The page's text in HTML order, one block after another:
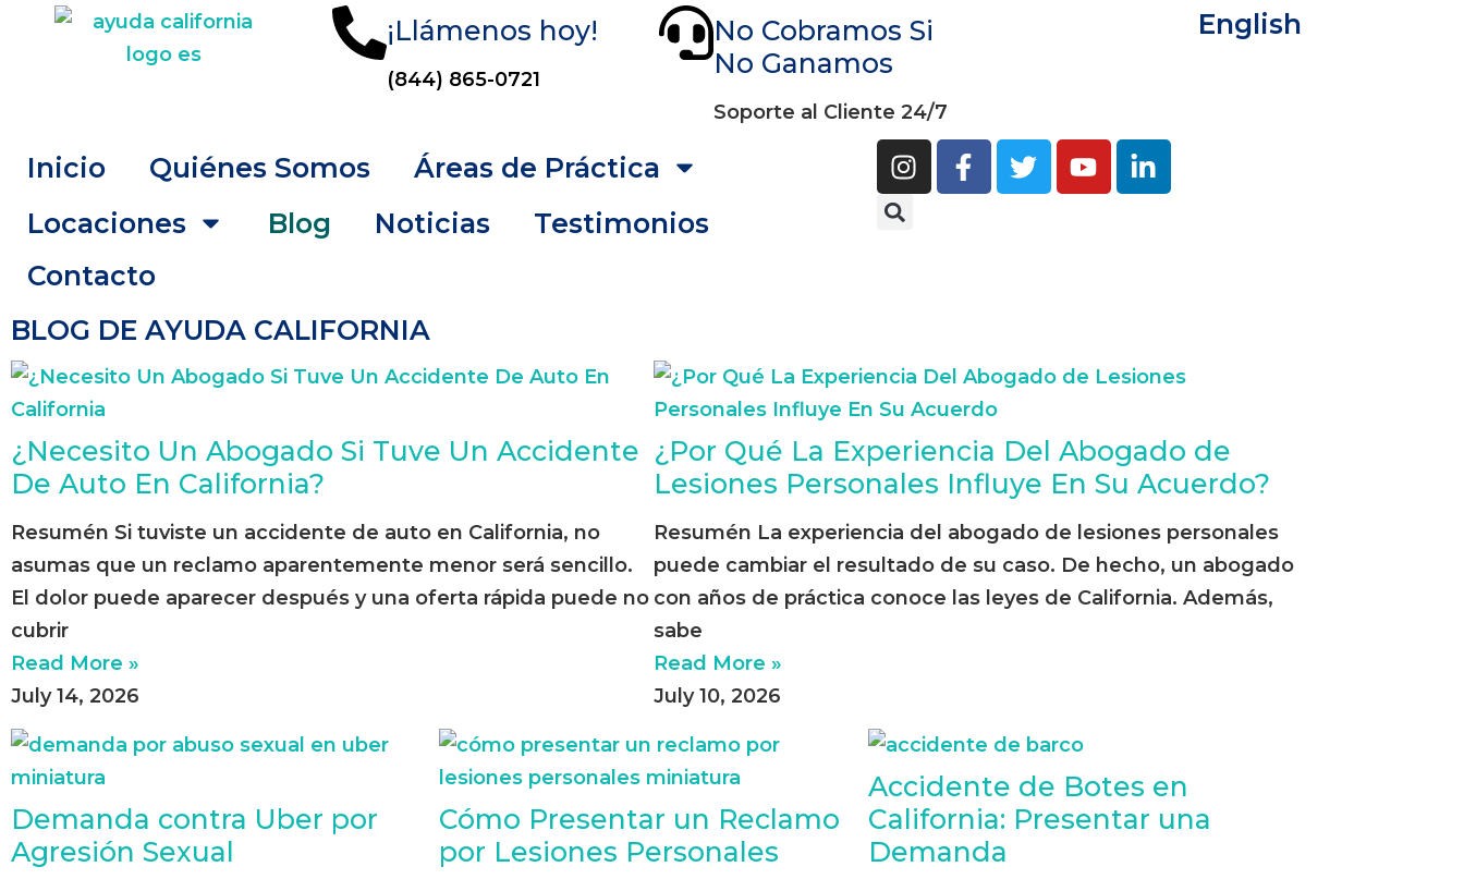
¡Llámenos hoy!
(844) 865-0721
No Cobramos Si
No Ganamos
Soporte al Cliente 24/7
English
Inicio Quiénes Somos
Áreas de Práctica
Locaciones
Blog Noticias
Testimonios
Contacto
BLOG DE AYUDA CALIFORNIA
¿Necesito Un Abogado Si Tuve Un Accidente
De Auto En California?
Resumén Si tuviste un accidente de auto en California, no
asumas que un reclamo aparentemente menor será sencillo.
El dolor puede aparecer después y una oferta rápida puede no
cubrir
Read More »
July 14, 2026
¿Por Qué La Experiencia Del Abogado de
Lesiones Personales Influye En Su Acuerdo?
Resumén La experiencia del abogado de lesiones personales
puede cambiar el resultado de su caso. De hecho, un abogado
con años de práctica conoce las leyes de California. Además,
sabe
Read More »
July 10, 2026
Demanda contra Uber por
Agresión Sexual
Cómo Presentar un Reclamo
por Lesiones Personales
Accidente de Botes en
California: Presentar una
Demanda